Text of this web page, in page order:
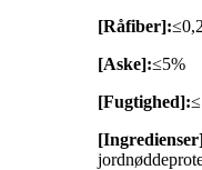
[Råfiber]:
[Aske]:≤5%
[Fugtighed]: